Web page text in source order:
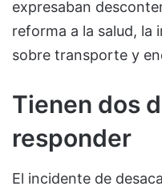
expresaban
reforma a la salud, la
sobre transporte y
Tienen dos
responder
El incidente de